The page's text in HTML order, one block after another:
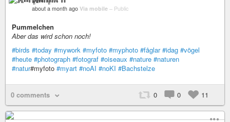
about a month ago Via mobile – Public
Pummelchen
Aber das wird schon noch!
#birds #today #mywork #myfoto #myphoto #fåglar #idag #vögel
#heute #photograph #fotograf #oiseaux #nature #naturen
#natur#myfoto #myart #noAI #noKI #Bachstelze
0 comments 0 0 11